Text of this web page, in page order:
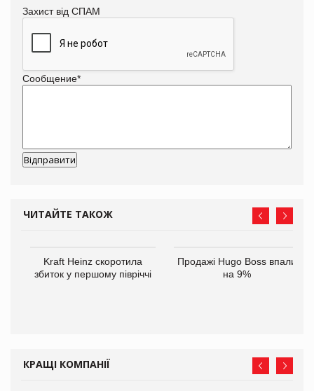
Захист від СПАМ
Сообщение*
ЧИТАЙТЕ ТАКОЖ
Kraft Heinz скоротила
збиток у першому півріччі
Продажі Hugo Boss впали
на 9%
КРАЩІ КОМПАНІЇ